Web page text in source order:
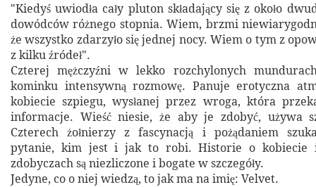
"Kiedyś uwiodła cały pluton składający się z około
dowódców różnego stopnia. Wiem, brzmi
że wszystko zdarzyło się jednej nocy. Wiem o tym z
z kilku źródeł".
Czterej mężczyźni w lekko rozchylonych
kominku intensywną rozmowę. Panuje erotyczna
kobiecie szpiegu, wysłanej przez wroga, która
informacje. Wieść niesie, że aby je zdobyć, używa
Czterech żołnierzy z fascynacją i pożądaniem
pytanie, kim jest i jak to robi. Historie o kobiecie
zdobyczach są niezliczone i bogate w szczegóły.
Jedyne, co o niej wiedzą, to jak ma na imię: Velvet.